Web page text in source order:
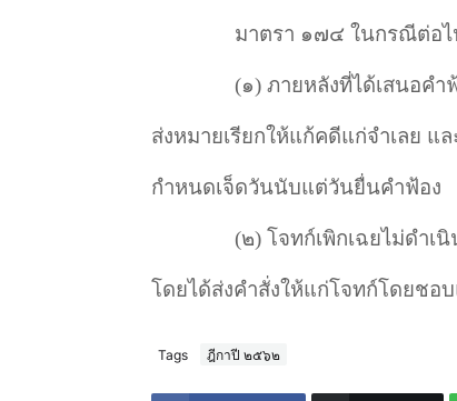
มาตรา ๑๗๔ ในกรณีต่อไ
(๑) ภายหลังที่ได้เสนอคำ
ส่งหมายเรียกให้แก้คดีแก่จำเลย แ
กำหนดเจ็ดวันนับแต่วันยื่นคำฟ้อง
(๒) โจทก์เพิกเฉยไม่ดำเ
โดยได้ส่งคำสั่งให้แก่โจทก์โดยชอ
Tags ฎีกาปี ๒๕๖๒